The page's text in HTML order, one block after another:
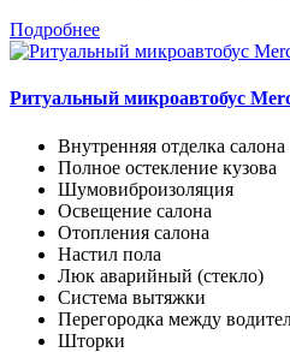
Подробнее
Ритуальный микроавтобус
Внутренняя отделка салона
Полное остекление кузова
Шумовиброизоляция
Освещение салона
Отопления салона
Настил пола
Люк аварийный (стекло)
Система вытяжки
Перегородка между
Шторки